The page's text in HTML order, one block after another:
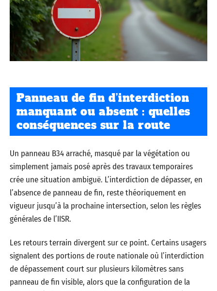
Panneau de fin d’interdiction
manquant ou absent : quelles
conséquences sur la route
Un panneau B34 arraché, masqué par la végétation ou
simplement jamais posé après des travaux temporaires
crée une situation ambiguë. L’interdiction de dépasser, en
l’absence de panneau de fin, reste théoriquement en
vigueur jusqu’à la prochaine intersection, selon les règles
générales de l’IISR.
Les retours terrain divergent sur ce point. Certains usagers
signalent des portions de route nationale où l’interdiction
de dépassement court sur plusieurs kilomètres sans
panneau de fin visible, alors que la configuration de la